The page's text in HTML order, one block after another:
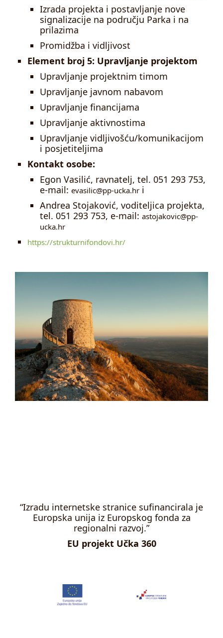
Izrada projekta i postavljanje nove
signalizacije na području Parka i na
prilazima
Promidžba i vidljivost
Element broj 5: Upravljanje projektom
Upravljanje projektnim timom
Upravljanje javnom nabavom
Upravljanje financijama
Upravljanje aktivnostima
Upravljanje vidljivošću/komunikacijom
i posjetiteljima
Kontakt osobe:
Egon Vasilić, ravnatelj, tel. 051 293 753,
e-mail: evasilic@pp-ucka.hr i
Andrea Stojaković, voditeljica projekta,
tel. 051 293 753, e-mail: astojakovic@pp-
ucka.hr
https://strukturnifondovi.hr/
“Izradu internetske stranice sufinancirala je
Europska unija iz Europskog fonda za
regionalni razvoj.”
EU projekt Učka 360